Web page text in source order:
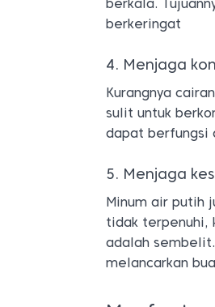
berkala.
berkeringat
4. Menjaga
Kurangnya
sulit untuk
dapat berfungsi
5. Menjaga
Minum air putih
tidak terpenuhi,
adalah
melancarkan